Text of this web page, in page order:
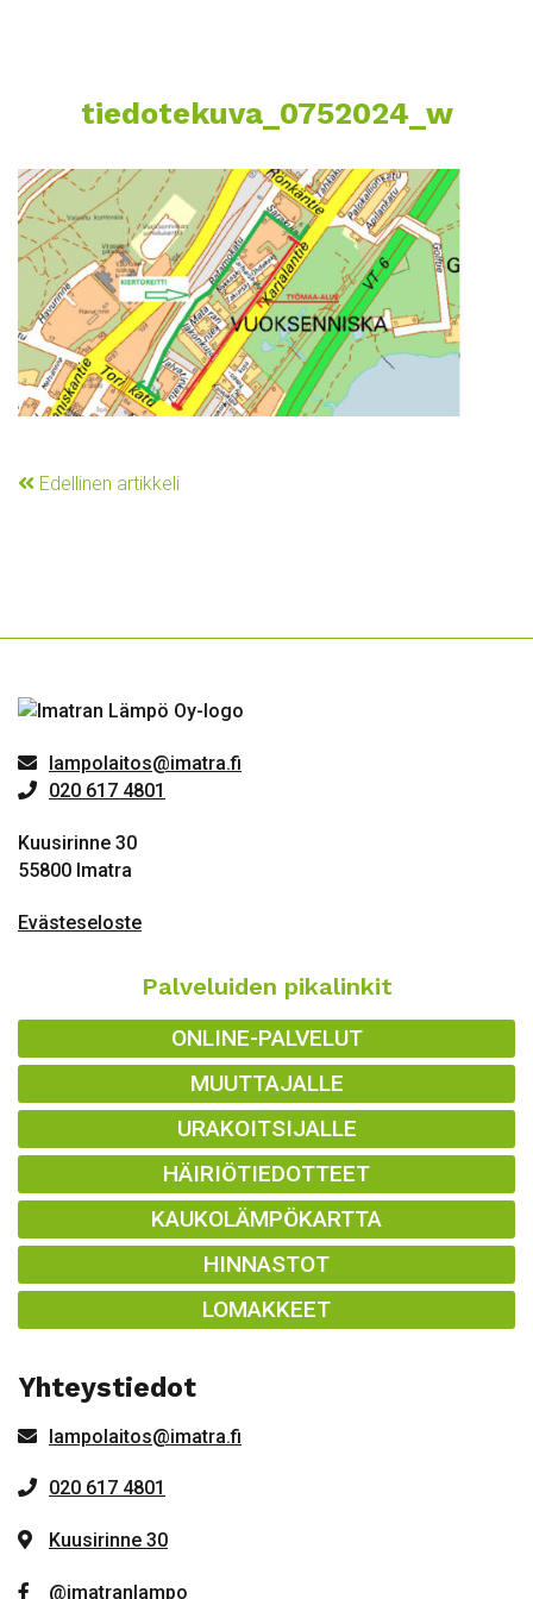
tiedotekuva_0752024_w
Edellinen artikkeli
lampolaitos@imatra.fi
020 617 4801
Kuusirinne 30
55800 Imatra
Evästeseloste
Palveluiden pikalinkit
ONLINE-PALVELUT
MUUTTAJALLE
URAKOITSIJALLE
HÄIRIÖTIEDOTTEET
KAUKOLÄMPÖKARTTA
HINNASTOT
LOMAKKEET
Yhteystiedot
lampolaitos@imatra.fi
020 617 4801
Kuusirinne 30
@imatranlampo